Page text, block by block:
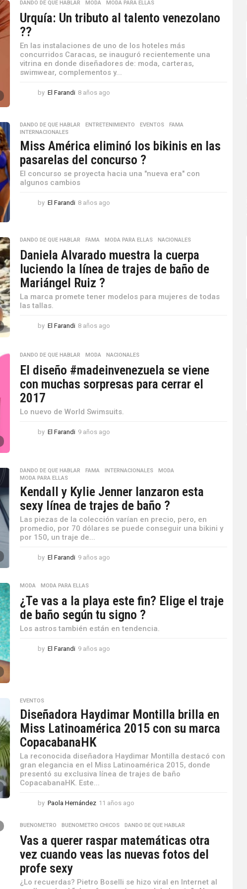
o
s
a
o
DANDO DE QUE HABLAR ,MODA ,MODA PARA ELLAS
Urquía: Un tributo al talento venezolano
??
En las instalaciones de uno de los hoteles más
concurridos Caracas, se inauguró recientemente una
vitrina en donde diseñadores de: moda, carteras,
swimwear, complementos y...
by El Farandi 8 años ago
o
g
o
DANDO DE QUE HABLAR ,ENTRETENIMIENTO ,EVENTOS ,FAMA
INTERNACIONALES
Miss América eliminó los bikinis en las
pasarelas del concurso ?
El concurso se proyecta hacia una "nueva era" con
algunos cambios
by El Farandi 8 años ago
s
g
o
DANDO DE QUE HABLAR ,FAMA ,MODA PARA ELLAS ,NACIONALES
Daniela Alvarado muestra la cuerpa
luciendo la línea de trajes de baño de
Mariángel Ruiz ?
La marca promete tener modelos para mujeres de todas
las tallas.
by El Farandi 8 años ago
o
a
g
DANDO DE QUE HABLAR ,MODA ,NACIONALES
El diseño #madeinvenezuela se viene
con muchas sorpresas para cerrar el
2017
Lo nuevo de World Swimsuits.
by El Farandi 9 años ago
s
g
o
DANDO DE QUE HABLAR ,FAMA ,INTERNACIONALES ,MODA
MODA PARA ELLAS
Kendall y Kylie Jenner lanzaron esta
sexy línea de trajes de baño ?
Las piezas de la colección varían en precio, pero, en
promedio, por 70 dólares se puede conseguir una bikini y
por 150, un traje de...
by El Farandi 9 años ago
a
g
MODA ,MODA PARA ELLAS
¿Te vas a la playa este fin? Elige el traje
de baño según tu signo ?
Los astros también están en tendencia.
by El Farandi 9 años ago
o
EVENTOS
Diseñadora Haydimar Montilla brilla en
Miss Latinoamérica 2015 con su marca
CopacabanaHK
La reconocida diseñadora Haydimar Montilla destacó con
gran elegancia en el Miss Latinoamérica 2015, donde
presentó su exclusiva línea de trajes de baño
CopacabanaHK. Este...
by Paola Hernández 11 años ago
m
s
s
g
BUENOMETRO ,BUENOMETRO CHICOS ,DANDO DE QUE HABLAR
Vas a querer raspar matemáticas otra
vez cuando veas las nuevas fotos del
profe sexy
¿Lo recuerdas? Pietro Boselli se hizo viral en Internet al